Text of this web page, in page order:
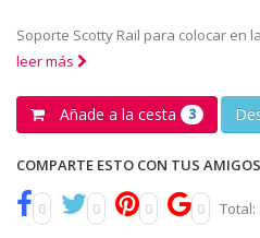
Soporte Scotty Rail para colocar en
leer más
Añade a la cesta 3
COMPARTE ESTO CON TUS AMIGOS
0 0 0 0 Total: